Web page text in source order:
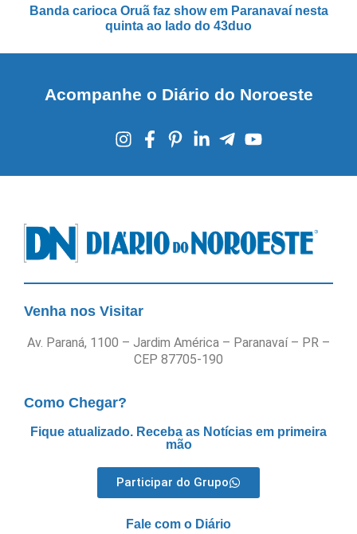
Banda carioca Oruã faz show em Paranavaí nesta
quinta ao lado do 43duo
Acompanhe o Diário do Noroeste
Venha nos Visitar
Av. Paraná, 1100 – Jardim América – Paranavaí – PR –
CEP 87705-190
Como Chegar?
Fique atualizado. Receba as Notícias em primeira
mão
Participar do Grupo
Fale com o Diário